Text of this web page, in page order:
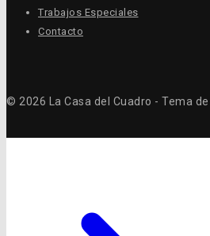
Trabajos Especiales
Contacto
© 2026 La Casa del Cuadro - Tema